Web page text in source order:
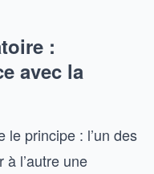
:
avec la
le principe : l’un des
l’autre une